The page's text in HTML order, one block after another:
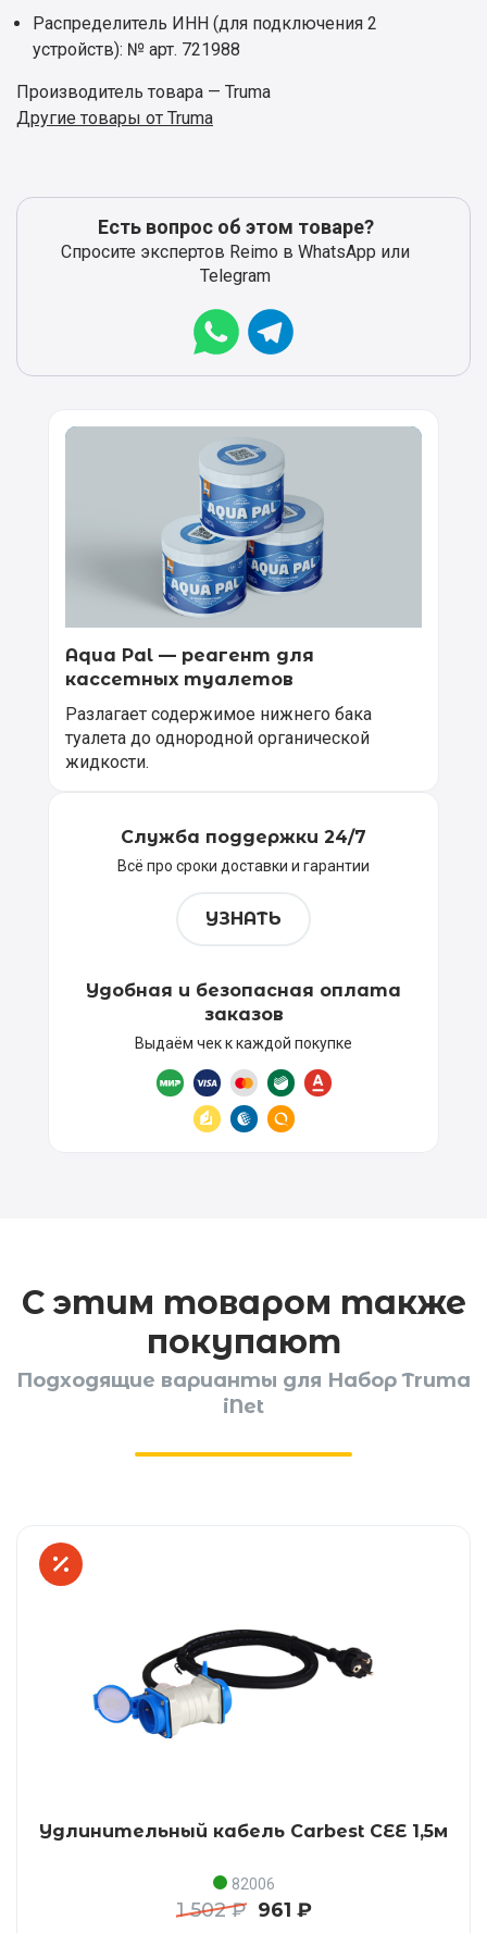
Распределитель ИНН (для подключения 2
устройств): № арт. 721988
Производитель товара — Truma
Другие товары от Truma
Есть вопрос об этом товаре?
Спросите экспертов Reimo в WhatsApp или
Telegram
Aqua Pal — pеагент для
кассетных туалетов
Разлагает содержимое нижнего бака
туалета до однородной органической
жидкости.
Служба поддержки 24/7
Всё про сроки доставки и гарантии
УЗНАТЬ
Удобная и безопасная оплата
заказов
Выдаём чек к каждой покупке
С этим товаром также
покупают
Подходящие варианты для Набор Truma
iNet
Удлинительный кабель Carbest CEE 1,5м
82006
1 502 ₽ 961 ₽